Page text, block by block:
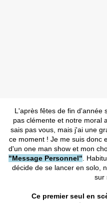
L'après fêtes de fin d'année
pas clémente et notre moral
sais pas vous, mais j'ai une
ce moment ! Je me suis donc
d'un one man show et mon
"Message Personnel" .
décide de se lancer en solo,
sur
Ce premier seul en